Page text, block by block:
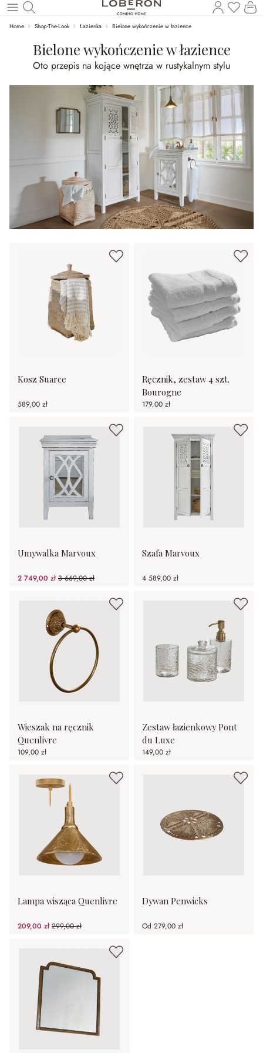
Wróć do wątku głównego
Masz
Home Shop-The-Look Łazienka Bielone wykończenie w łazience
Bielone wykończenie w łazience
Oto przepis na kojące wnętrza w rustykalnym stylu
Kosz Suarce
589,00 zł
Ręcznik, zestaw 4 szt.
Bourogne
179,00 zł
Umywalka Marvoux
2 749,00 zł3 669,00 zł
(25.07%spared)
Szafa Marvoux
4 589,00 zł
Wieszak na ręcznik
Quenlivre
109,00 zł
Zestaw łazienkowy Pont
du Luxe
149,00 zł
Lampa wisząca Quenlivre
209,00 zł299,00 zł
(30.1%spared)
Dywan Penwicks
Od 279,00 zł